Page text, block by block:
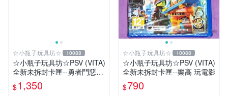
☆小瓶子玩具坊☆ 10088
☆小瓶子玩具坊☆PSV (VITA)
全新未拆封卡匣--勇者鬥惡龍
英雄集結 II 雙子之王與預言
的終焉 中文版
$1,350
☆小瓶子玩具坊☆ 10088
☆小瓶子玩具坊☆PSV (VITA)
全新未拆封卡匣--樂高 玩電影
$790